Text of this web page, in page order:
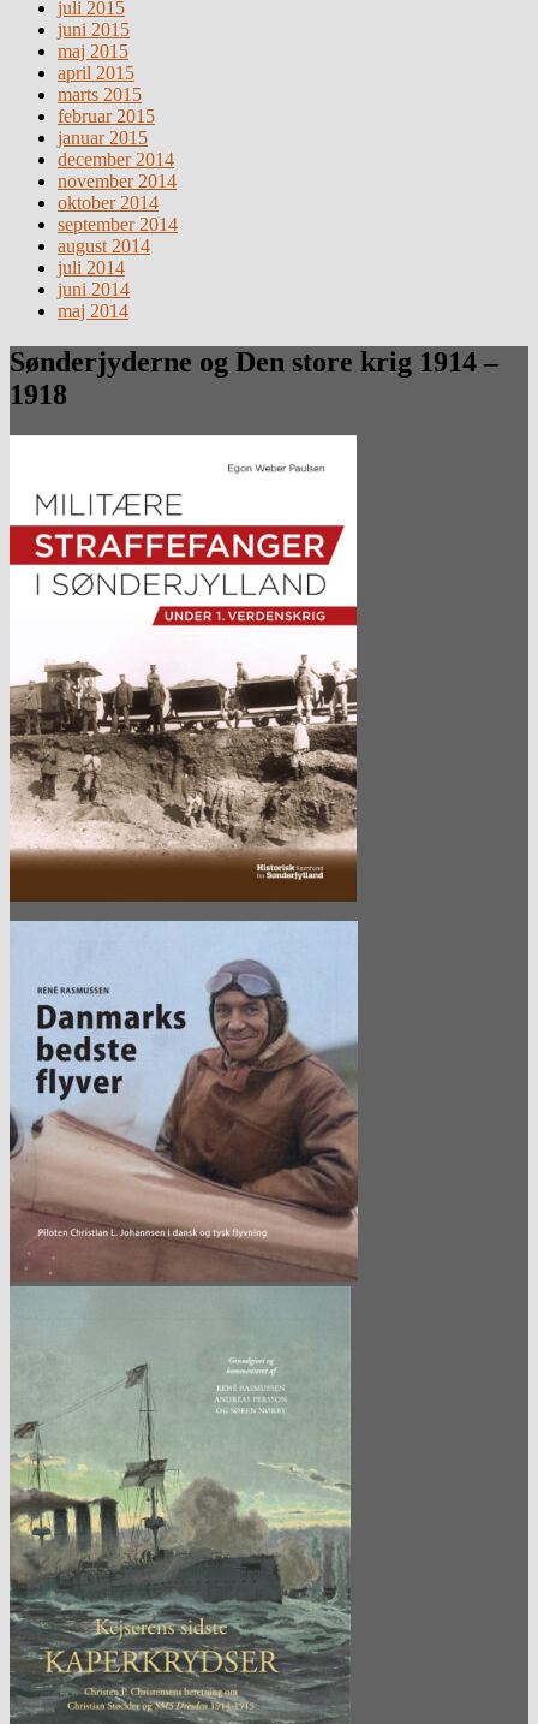
juli 2015
juni 2015
maj 2015
april 2015
marts 2015
februar 2015
januar 2015
december 2014
november 2014
oktober 2014
september 2014
august 2014
juli 2014
juni 2014
maj 2014
Sønderjyderne og Den store krig 1914 –
1918